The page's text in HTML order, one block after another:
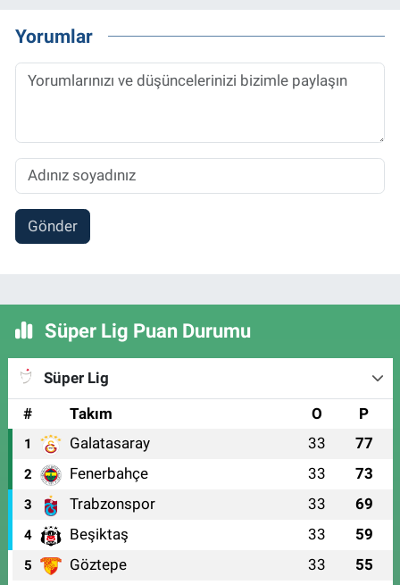
Yorumlar
Gönder
Süper Lig Puan Durumu
Süper Lig
#
Takım O P
1 Galatasaray 33 77
2 Fenerbahçe 33 73
3 Trabzonspor 33 69
4 Beşiktaş 33 59
5 Göztepe 33 55